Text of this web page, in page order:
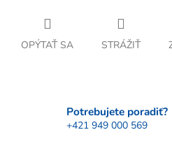
OPÝTAŤ SA STRÁŽIŤ
Potrebujete poradiť?
+421 949 000 569